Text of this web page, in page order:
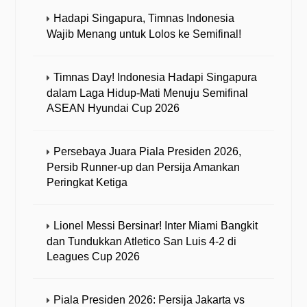
Hadapi Singapura, Timnas Indonesia
Wajib Menang untuk Lolos ke Semifinal!
Timnas Day! Indonesia Hadapi Singapura
dalam Laga Hidup-Mati Menuju Semifinal
ASEAN Hyundai Cup 2026
Persebaya Juara Piala Presiden 2026,
Persib Runner-up dan Persija Amankan
Peringkat Ketiga
Lionel Messi Bersinar! Inter Miami Bangkit
dan Tundukkan Atletico San Luis 4-2 di
Leagues Cup 2026
Piala Presiden 2026: Persija Jakarta vs